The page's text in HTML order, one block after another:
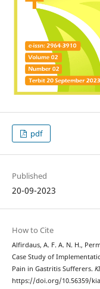
pdf
Published
20-09-2023
How to Cite
Alfirdaus, A. F. A. N. H.,
Case Study of
Pain in Gastritis Sufferers.
https://doi.org/10.56359/